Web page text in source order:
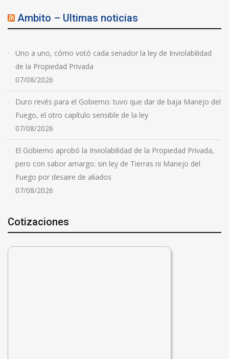
Ambito – Ultimas noticias
Uno a uno, cómo votó cada senador la ley de Inviolabilidad
de la Propiedad Privada
07/08/2026
Duro revés para el Gobierno: tuvo que dar de baja Manejo del
Fuego, el otro capítulo sensible de la ley
07/08/2026
El Gobierno aprobó la Inviolabilidad de la Propiedad Privada,
pero con sabor amargo: sin ley de Tierras ni Manejo del
Fuego por desaire de aliados
07/08/2026
Cotizaciones